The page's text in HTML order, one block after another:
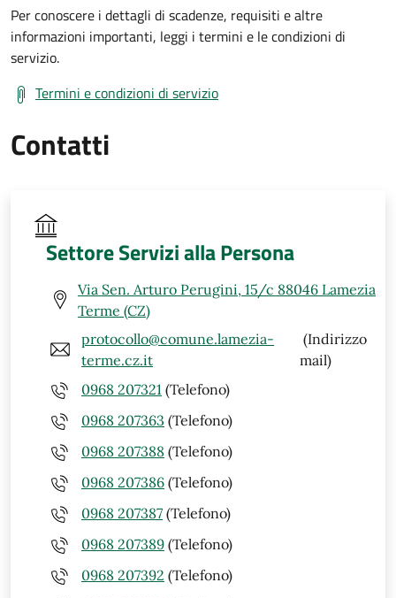
Per conoscere i dettagli di scadenze, requisiti e altre
informazioni importanti, leggi i termini e le condizioni di
servizio.
Termini e condizioni di servizio
Contatti
Settore Servizi alla Persona
Via Sen. Arturo Perugini, 15/c 88046 Lamezia
Terme (CZ)
protocollo@comune.lamezia-
terme.cz.it
(Indirizzo
mail)
0968 207321 (Telefono)
0968 207363 (Telefono)
0968 207388 (Telefono)
0968 207386 (Telefono)
0968 207387 (Telefono)
0968 207389 (Telefono)
0968 207392 (Telefono)